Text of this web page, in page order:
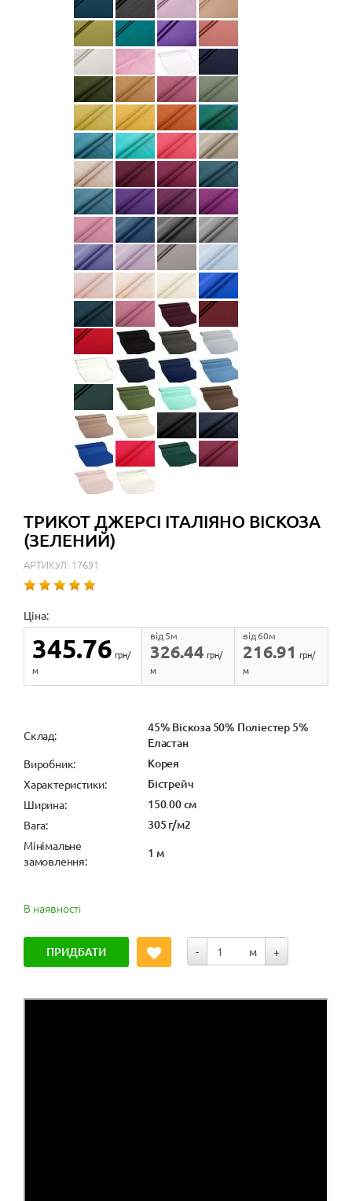
ТРИКОТ ДЖЕРСІ ІТАЛІЯНО ВІСКОЗА
(ЗЕЛЕНИЙ)
АРТИКУЛ: 17691
Ціна:
345.76 грн/
м
326.44
від 5м
грн/
м
216.91
від 60м
грн/
м
Cклад:
45% Віскоза 50% Поліестер 5%
Еластан
Виробник: Корея
Характеристики: Бістрейч
Ширина: 150.00 см
Вага: 305 г/м2
Мінімальне
замовлення:
1 м
В наявності
ПРИДБАТИ - м +